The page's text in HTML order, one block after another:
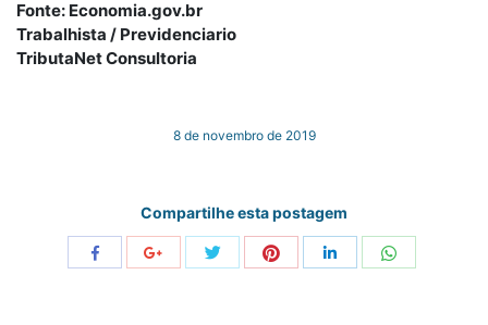
Fonte: Economia.gov.br
Trabalhista / Previdenciario
TributaNet Consultoria
8 de novembro de 2019
Compartilhe esta postagem
Share
Share